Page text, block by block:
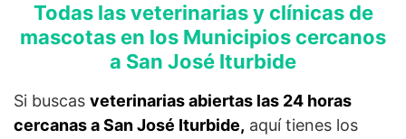
Todas las veterinarias y clínicas de
mascotas en los Municipios cercanos
a San José Iturbide
Si buscas veterinarias abiertas las 24 horas
cercanas a San José Iturbide, aquí tienes los